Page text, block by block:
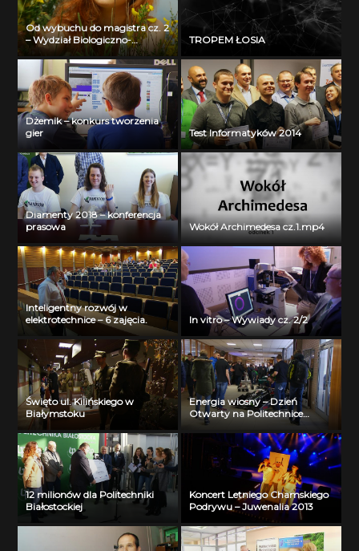
Od wybuchu do magistra cz. 2
– Wydział Biologiczno-
Chemiczny Uniwersytetu w
Białymstoku
TROPEM ŁOSIA
Dżemik – konkurs tworzenia
gier
Test Informatyków 2014
Diamenty 2018 – konferencja
prasowa
Wokół Archimedesa cz.1.mp4
Inteligentny rozwój w
elektrotechnice – 6 zajęcia.
In vitro – Wywiady cz. 2/2
Święto ul. Kilińskiego w
Białymstoku
Energia wiosny – Dzień
Otwarty na Politechnice
Białostockiej
12 milionów dla Politechniki
Białostockiej
Koncert Letniego Chamskiego
Podrywu – Juwenalia 2013